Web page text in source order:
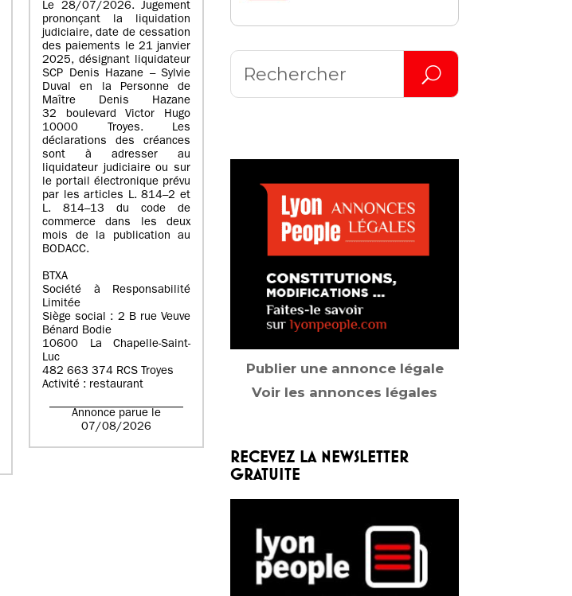
Le 28/07/2026. Jugement
prononçant la liquidation
judiciaire, date de cessation
des paiements le 21 janvier
2025, désignant liquidateur
SCP Denis Hazane – Sylvie
Duval en la Personne de
Maître Denis Hazane
32 boulevard Victor Hugo
10000 Troyes. Les
déclarations des créances
sont à adresser au
liquidateur judiciaire ou sur
le portail électronique prévu
par les articles L. 814–2 et
L. 814–13 du code de
commerce dans les deux
mois de la publication au
BODACC.
BTXA
Société à Responsabilité
Limitée
Siège social : 2 B rue Veuve
Bénard Bodie
10600 La Chapelle-Saint-
Luc
482 663 374 RCS Troyes
Activité : restaurant
Annonce parue le
07/08/2026
Publier une annonce légale
Voir les annonces légales
RECEVEZ LA NEWSLETTER
GRATUITE